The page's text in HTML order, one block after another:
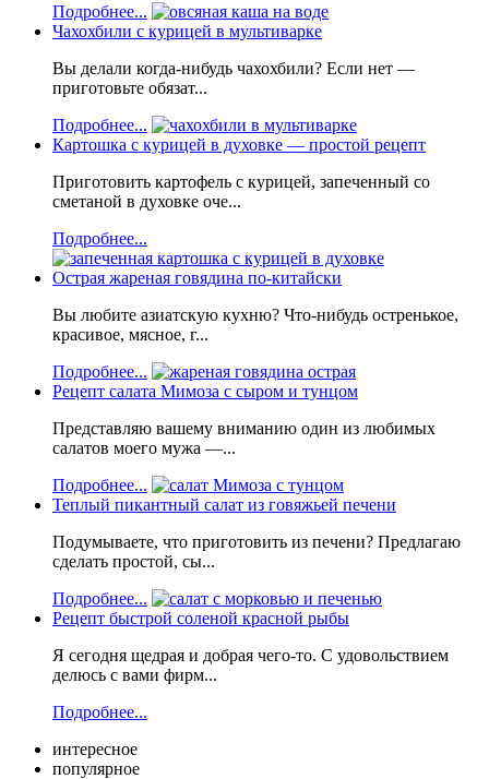
Подробнее...
Чахохбили с курицей в мультиварке
Вы делали когда-нибудь чахохбили? Если нет —
приготовьте обязат...
Подробнее...
Картошка с курицей в духовке — простой рецепт
Приготовить картофель с курицей, запеченный со
сметаной в духовке оче...
Подробнее...
Острая жареная говядина по-китайски
Вы любите азиатскую кухню? Что-нибудь остренькое,
красивое, мясное, г...
Подробнее...
Рецепт салата Мимоза с сыром и тунцом
Представляю вашему вниманию один из любимых
салатов моего мужа —...
Подробнее...
Теплый пикантный салат из говяжьей печени
Подумываете, что приготовить из печени? Предлагаю
сделать простой, сы...
Подробнее...
Рецепт быстрой соленой красной рыбы
Я сегодня щедрая и добрая чего-то. С удовольствием
делюсь с вами фирм...
Подробнее...
интересное
популярное